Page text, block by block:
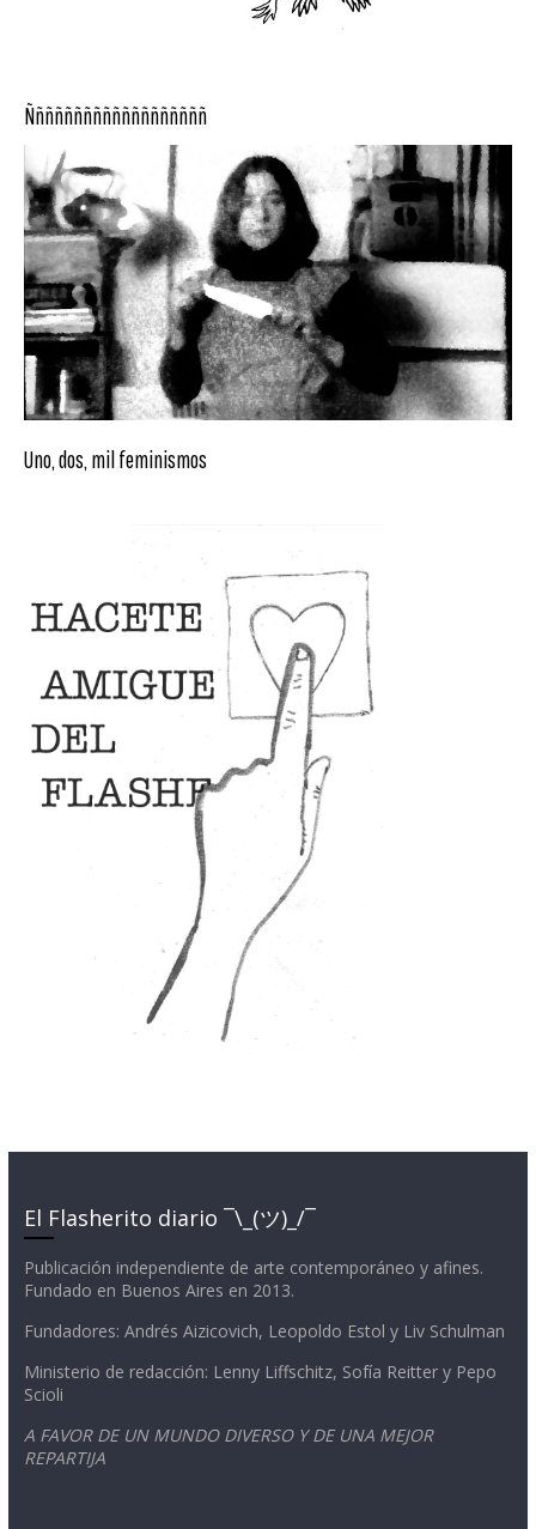
Ñññññññññññññññññññ
Uno, dos, mil feminismos
El Flasherito diario ¯\_(ツ)_/¯
Publicación independiente de arte contemporáneo y afines.
Fundado en Buenos Aires en 2013.
Fundadores: Andrés Aizicovich, Leopoldo Estol y Liv Schulman
Ministerio de redacción: Lenny Liffschitz, Sofía Reitter y Pepo
Scioli
A FAVOR DE UN MUNDO DIVERSO Y DE UNA MEJOR
REPARTIJA